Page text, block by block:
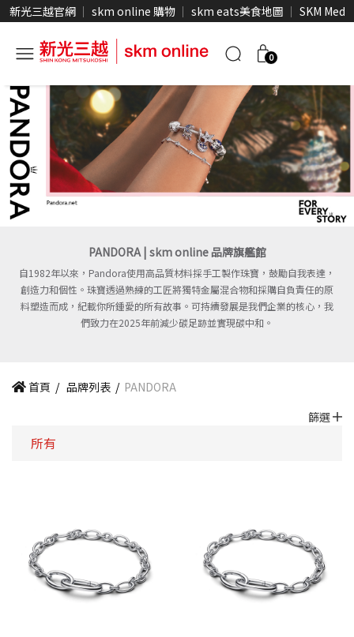
新光三越官網 skm online 購物 skm eats美食地圖 SKM Media
0
PANDORA | skm online 品牌旗艦館
自1982年以來，Pandora使用高品質材料採手工製作珠寶，鼓勵自我表達，
創造力和個性。珠寶透過熟練的工匠將獨特金屬混合物和採購自負責任的原
料塑造而成，紀載你所鍾愛的所有故事。可持續發展是我們企業的核心，我
們致力在2025年前減少碳足跡並實現碳中和。
首頁 / 品牌列表 / PANDORA
篩選
所有